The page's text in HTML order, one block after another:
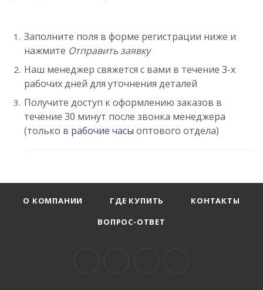
Заполните поля в форме регистрации ниже и
нажмите Отправить заявку
Наш менеджер свяжется с вами в течение 3-х
рабочих дней для уточнения деталей
Получите доступ к оформлению заказов в
течение 30 минут после звонка менеджера
(только в рабочие часы оптового отдела)
О КОМПАНИИ ГДЕ КУПИТЬ
КОНТАКТЫ
ВОПРОС-ОТВЕТ